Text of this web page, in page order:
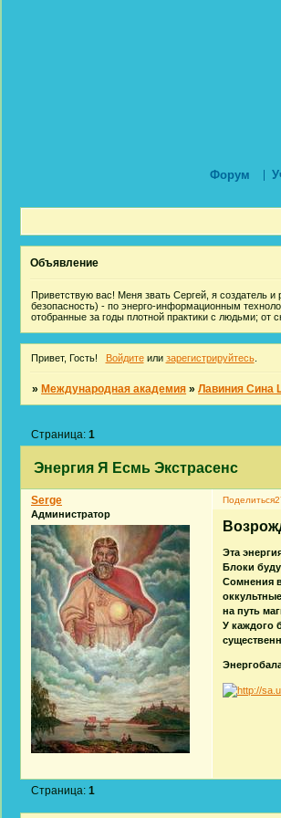
Форум
Объявление
Приветствую вас! Меня звать Сергей, я создатель
безопасность) - по энерго-информационным
отобранные за годы плотной практики с людьми; от
Привет, Гость! Войдитеили зарегистрируйтесь.
»Международная академия »Лавиния Сина
Энергия Я Есмь Экстрасенс
Страница:1
Поделиться
Serge
Администратор
Эта
Блоки
Сомнения
на путь
У каждого
Страница:1